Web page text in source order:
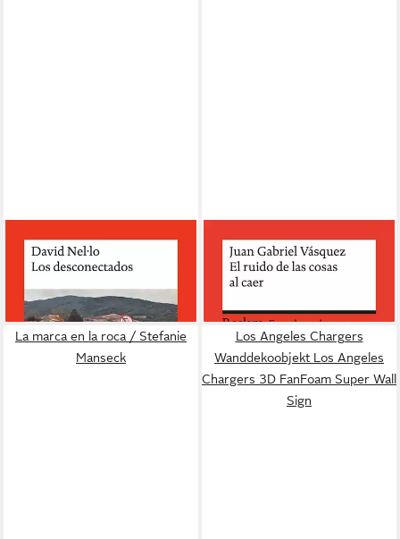
Los desconectados / David
Nel·lo
lieferbar - in 2-3 Werktagen bei dir
El ruido de las cosas al caer /
Juan Gabriel Vásquez
8,40 €
La marca en la roca / Stefanie
Manseck
Los Angeles Chargers
Wanddekoobjekt Los Angeles
Chargers 3D FanFoam Super Wall
Sign